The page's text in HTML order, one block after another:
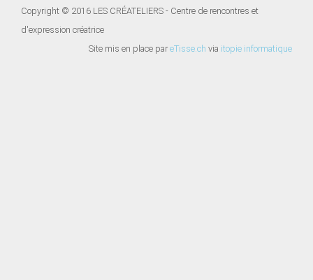
Copyright © 2016 LES CRÉATELIERS - Centre de rencontres et
d'expression créatrice
Site mis en place pareTisse.ch via itopie informatique